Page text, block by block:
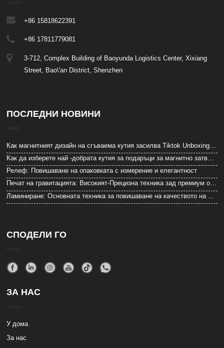
+86 15818622391
+86 17811779081
3-712, Complex Building of Baoyunda Logistics Center, Xixiang
Street, Bao\'an District, Shenzhen
ПОСЛЕДНИ НОВИНИ
Релеф: Повишаване на опаковката с измерение и елегантност
Печат на гравитацията: Високият-Прецизна техника зад премиум опаковката
СПОДЕЛИ ГО
ЗА НАС
У дома
За нас